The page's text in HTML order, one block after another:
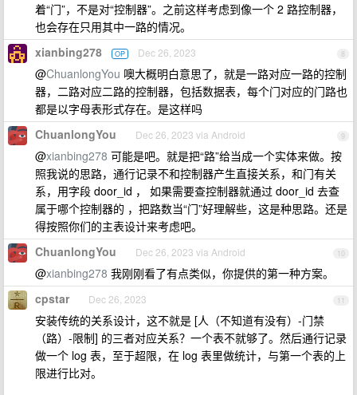
着“门”，不是对“控制器”。之前这样考虑到像一个 2 路控制器，
也会存在只用其中一路的情况。
8
xianbing278 OP Dec 26, 2023
@ChuanlongYou 噢大概明白意思了，就是一路对应一路的控制
器，二路对应二路的控制器，包括数据表，每个门对应的门路也
都是以字母表形式存在。是这样吗
9
ChuanlongYou Dec 26, 2023 via Android
@xianbing278 可能是吧。就是把“路”给当成一个实体来做。按
照我说的思路，通行记录不和控制器产生直接关系，和门有关
系，用字段 door_id ， 如果需要查控制器就通过 door_id 去查
属于哪个控制器的 ，把路数当“门”好理解些，这是种思路。还是
得按照你们的主表设计来考虑吧。
10
ChuanlongYou Dec 26, 2023 via Android
@xianbing278 我刚刚看了有点类似，你提供的第一种方案。
11
cpstar Dec 26, 2023
安装传统的关系设计，这不就是 [人（不知道有没有）-门禁
（路）-限制] 的三者对应关系？一个表不就够了。然后通行记录
做一个 log 表，至于超限，在 log 表里做统计，与第一个表的上
限进行比对。